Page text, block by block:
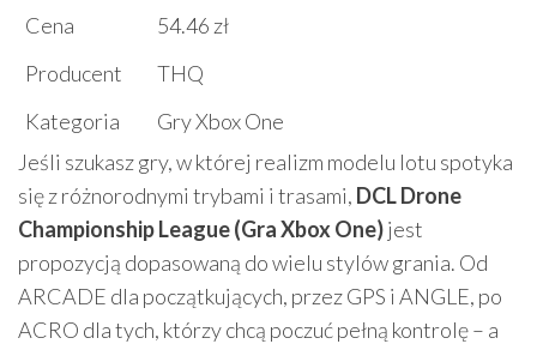
Cena
54.46 zł
Producent
THQ
Kategoria
Gry Xbox One
Jeśli szukasz gry, w której realizm modelu lotu spotyka
się z różnorodnymi trybami i trasami, DCL Drone
Championship League (Gra Xbox One)jest
propozycją dopasowaną do wielu stylów grania. Od
ARCADE dla początkujących, przez GPS i ANGLE, po
ACRO dla tych, którzy chcą poczuć pełną kontrolę – a